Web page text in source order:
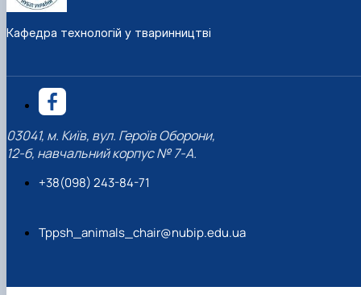
Кафедра технологій у тваринництві
03041, м. Київ, вул. Героїв Оборони,
12-б, навчальний корпус № 7-А.
+38(098) 243-84-71
Tppsh_animals_chair@nubip.edu.ua